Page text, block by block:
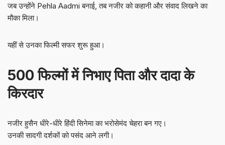
जब उन्होंने Pehla Aadmi बनाई, तब नजीर को कहानी और संवाद लिखने का
मौका मिला।
यहीं से उनका फिल्मी सफर शुरू हुआ।
500 फिल्मों में निभाए पिता और दादा के
किरदार
नजीर हुसैन धीरे-धीरे हिंदी सिनेमा का भरोसेमंद चेहरा बन गए।
उनकी सादगी दर्शकों को पसंद आने लगी।